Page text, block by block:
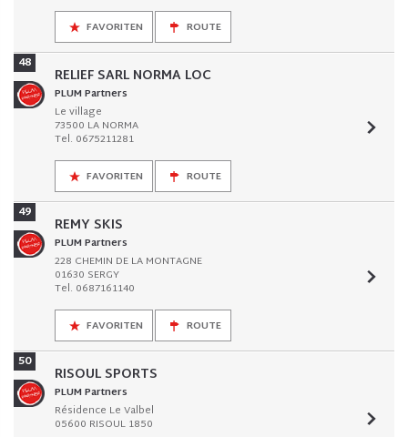
FAVORITEN ROUTE
48
RELIEF SARL NORMA LOC
PLUM Partners
Le village
73500 LA NORMA
Tel. 0675211281
FAVORITEN ROUTE
49
REMY SKIS
PLUM Partners
228 CHEMIN DE LA MONTAGNE
01630 SERGY
Tel. 0687161140
FAVORITEN ROUTE
50
RISOUL SPORTS
PLUM Partners
Résidence Le Valbel
05600 RISOUL 1850